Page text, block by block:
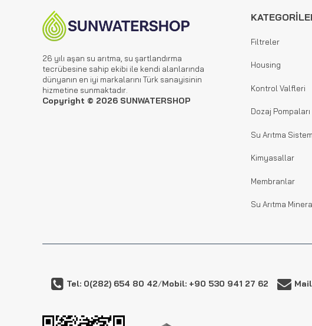
26 yılı aşan su arıtma, su şartlandırma
tecrübesine sahip ekibi ile kendi alanlarında
dünyanın en iyi markalarını Türk sanayisinin
hizmetine sunmaktadır.
Copyright © 2026 SUNWATERSHOP
Filtreler
Housing
Kontrol Valfleri
Dozaj Pompaları
Su Arıtma
Kimyasallar
Membranlar
Su Arıtma
Tel: 0(282) 654 80 42/Mobil: +90 530 941 27 62